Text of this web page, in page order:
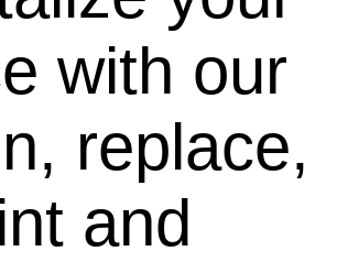
with our
replace,
and